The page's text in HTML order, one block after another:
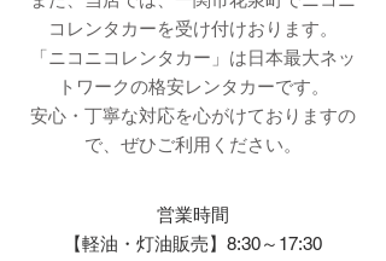
コレンタカーを受け付けおります。
「ニコニコレンタカー」は日本最大ネッ
トワークの格安レンタカーです。
安心・丁寧な対応を心がけておりますの
で、ぜひご利用ください。
営業時間
【軽油・灯油販売】 8:30～17:30